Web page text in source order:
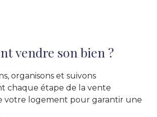
vendre son bien ?
organisons et suivons
chaque étape de la vente
votre logement pour garantir une